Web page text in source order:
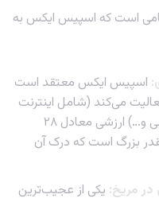
است که اسپیس ایکس به
اسپیس ایکس معتقد است
می‌کند (شامل اینترنت
ماهواره‌ای، حمل و نقل فضایی و…) ارزشی معادل ۲۸
بزرگ است که درک آن
در مریخ: یکی از عجیب‌ترین